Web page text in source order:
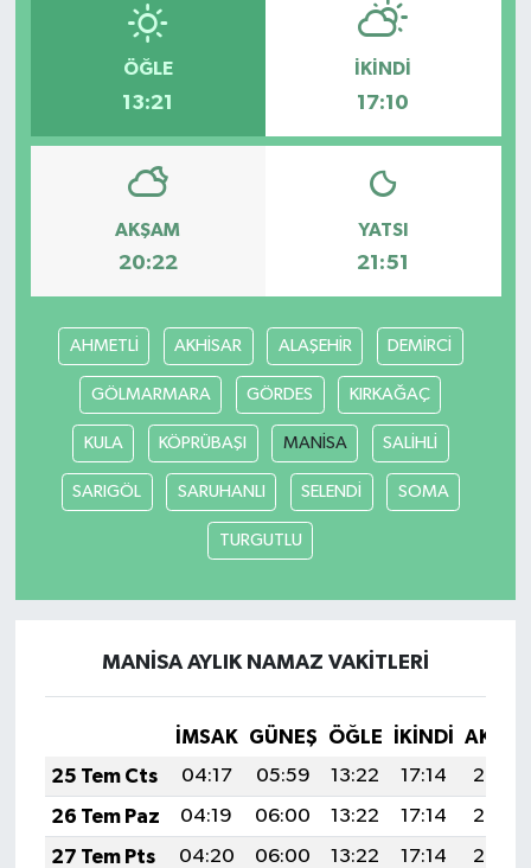
ÖĞLE
13:21
İKINDI
17:10
AKŞAM
20:22
YATSI
21:51
AHMETLİ AKHİSAR ALAŞEHİR DEMİRCİ
GÖLMARMARA GÖRDES KIRKAĞAÇ
KULA KÖPRÜBAŞI MANİSA SALİHLİ
SARIGÖL SARUHANLI SELENDİ SOMA
TURGUTLU
MANİSA AYLIK NAMAZ VAKITLERI
İMSAK GÜNEŞ ÖĞLE İKINDI
25 Tem Cts
04:17 05:59 13:22 17:14
20:35
26 Tem Paz
04:19 06:00 13:22 17:14
20:34
27 Tem Pts
04:20 06:00 13:22 17:14
20:33